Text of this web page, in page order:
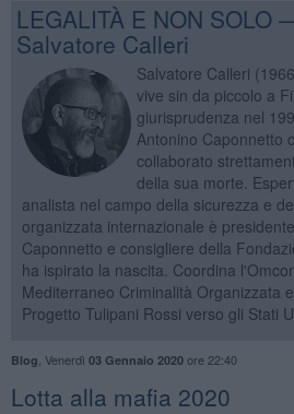
LEGALITÀ E NON SOLO
Salvatore Calleri
Salvatore Calleri
vive sin da piccolo a
giurisprudenza nel
Antonino Caponnetto
collaborato
della sua morte.
analista nel campo della sicurezza e
organizzata internazionale è
Caponnetto e consigliere della
ha ispirato la nascita. Coordina
Mediterraneo Criminalità Organizzata
Progetto Tulipani Rossi verso gli Stati
Blog Venerdì 03 Gennaio 2020ore 22:40
Lotta alla mafia 2020